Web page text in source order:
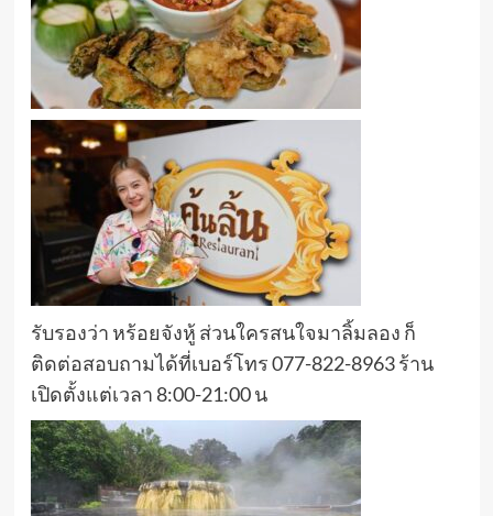
รับรองว่า หร้อยจังหู้ ส่วนใครสนใจมาลิ้มลอง ก็
ติดต่อสอบถามได้ที่เบอร์โทร 077-822-8963 ร้าน
เปิดตั้งแต่เวลา 8:00-21:00 น